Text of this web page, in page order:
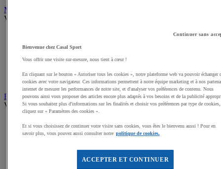
Mobilité Urbaine
Voir tous les produits
Vélos
Protections Rollers et Skateboards
Accessoires vélos
Râteliers de vélos
Randonnée et Camping
Voir tous les produits
Bâtons de Marche et Randonnée
Eclairage pour Randonnée
Tentes, Accessoires Camping
Continuer sans
Bienvenue chez Casal Sport
Vous offrir une visite sur-mesure, nous tient à cœur !
En cliquant sur le bouton « Autoriser tous les cookies », notre plateforme web va pouvoir échanger
cookies avec votre navigateur. Ces informations permettent à notre équipe marketing et à nos
internet de mesurer les performances de notre site, et d'analyser vos préférences de contenu. Nous
pouvons ainsi vous proposer des articles encore plus adaptés à vos besoins et de la publicité
Si vous souhaitez plus d'informations sur les finalités et choisir vos préférences par type de cookies,
cliquez sur « Paramètres des cookies ».
Et si vous choisissez de continuer votre visite sans cookies, vous êtes le bienvenu aussi ! Pour en
savoir plus, vous pouvez aussi consulter notre politique de cookies.
ACCEPTER ET CONTINUER